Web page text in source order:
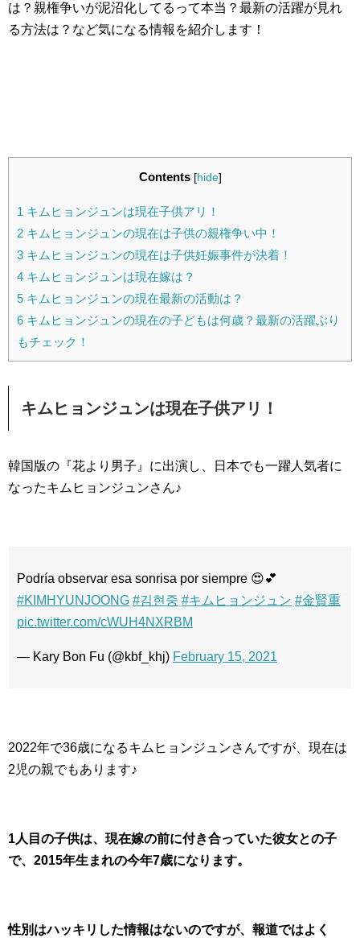
は？親権争いが泥沼化してるって本当？最新の活躍が見れ
る方法は？など気になる情報を紹介します！
Contents [hide]
1 キムヒョンジュンは現在子供アリ！
2 キムヒョンジュンの現在は子供の親権争い中！
3 キムヒョンジュンの現在は子供妊娠事件が決着！
4 キムヒョンジュンは現在嫁は？
5 キムヒョンジュンの現在最新の活動は？
6 キムヒョンジュンの現在の子どもは何歳？最新の活躍ぶり
もチェック！
キムヒョンジュンは現在子供アリ！
韓国版の『花より男子』に出演し、日本でも一躍人気者に
なったキムヒョンジュンさん♪
Podría observar esa sonrisa por siempre 😍💕
#KIMHYUNJOONG #김현중 #キムヒョンジュン #金賢重
pic.twitter.com/cWUH4NXRBM
— Kary Bon Fu (@kbf_khj) February 15, 2021
2022年で36歳になるキムヒョンジュンさんですが、現在は
2児の親でもあります♪
1人目の子供は、現在嫁の前に付き合っていた彼女との子
で、2015年生まれの今年7歳になります。
性別はハッキリした情報はないのですが、報道ではよく